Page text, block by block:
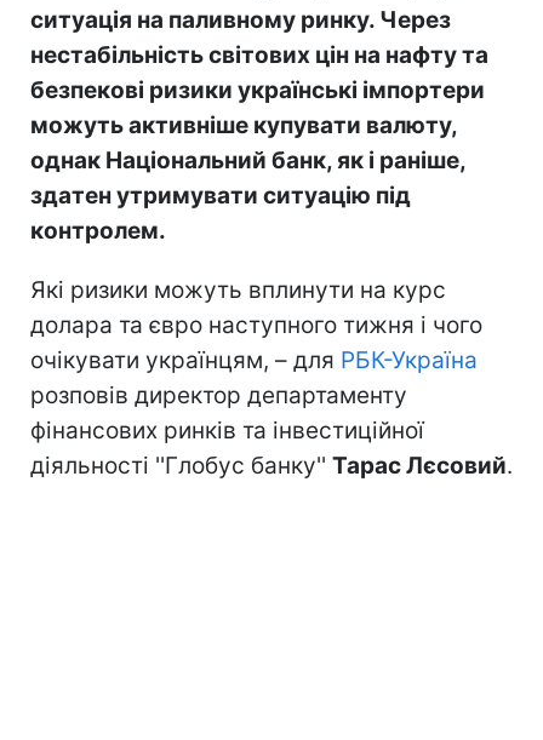
ситуація на паливному ринку. Через
нестабільність світових цін на нафту та
безпекові ризики українські імпортери
можуть активніше купувати валюту,
однак Національний банк, як і раніше,
здатен утримувати ситуацію під
контролем.
Які ризики можуть вплинути на курс
долара та євро наступного тижня і чого
очікувати українцям, – для РБК-Україна
розповів директор департаменту
фінансових ринків та інвестиційної
діяльності ''Глобус банку'' Тарас Лєсовий.